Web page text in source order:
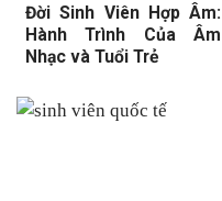
Đời Sinh Viên Hợp Âm:
Hành Trình Của Âm
Nhạc và Tuổi Trẻ